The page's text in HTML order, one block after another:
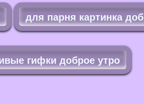
для парня картинка
гифки доброе утро